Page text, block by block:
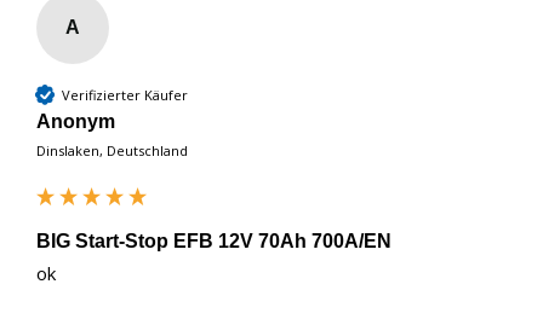
A
Verifizierter Käufer
Anonym
Dinslaken, Deutschland
BIG Start-Stop EFB 12V 70Ah 700A/EN
ok